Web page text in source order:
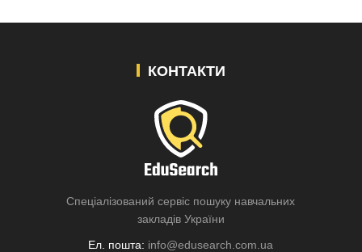
КОНТАКТИ
Спеціалізований сервіс пошуку навчальних
закладів України
Ел. пошта: info@edusearch.com.ua